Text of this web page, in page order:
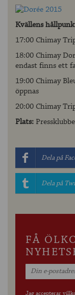
Kvällens
17:00 Chimay
18:00 Chimay
endast finns ett
19:00 Chimay
öppnas
20:00 Chimay
Plats:
Dela på
Dela på
FÅ